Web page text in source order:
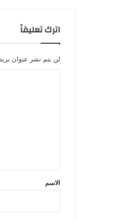
اترك تعليقاً
لن يتم نشر عنوان
*
الاسم